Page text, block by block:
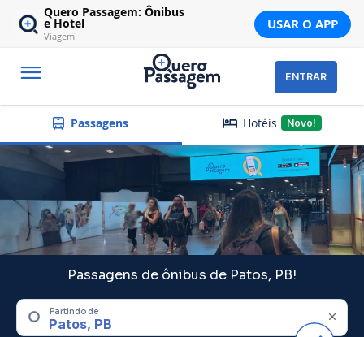
Quero Passagem: Ônibus
e Hotel
Viagem
USAR O APP
ENTRAR
Passagens Hotéis Novo!
Passagens de ônibus de Patos, PB!
Partindo de